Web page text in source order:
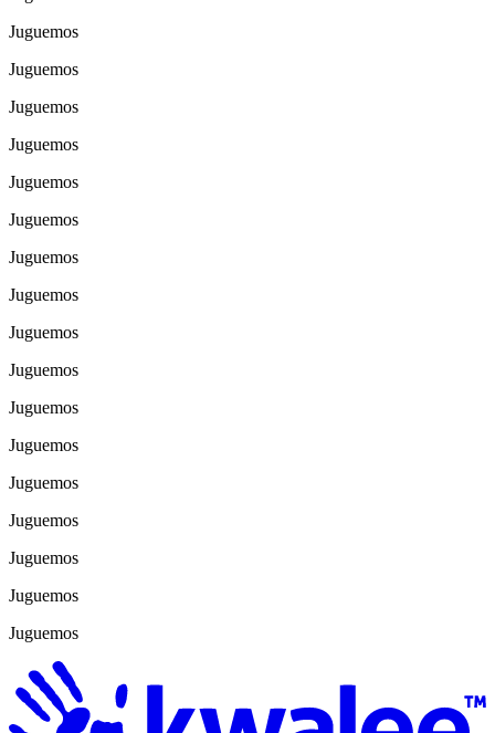
Juguemos
Juguemos
Juguemos
Juguemos
Juguemos
Juguemos
Juguemos
Juguemos
Juguemos
Juguemos
Juguemos
Juguemos
Juguemos
Juguemos
Juguemos
Juguemos
Juguemos